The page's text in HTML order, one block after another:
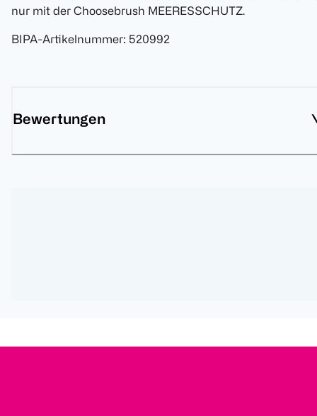
nur mit der Choosebrush MEERESSCHUTZ.
BIPA-Artikelnummer: 520992
Bewertungen